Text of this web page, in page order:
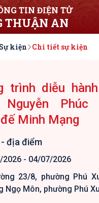
TIN ĐIỆN TỬ
THUẬN AN
Sự kiện Chi tiết sự kiện
trình diễu
Nguyễn Phúc
Minh Mạng
địa điểm
2026 - 04/07/2026
23/8, phường Phú
Ngọ Môn, phường Phú